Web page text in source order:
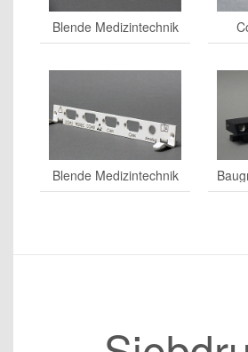
Blende Medizintechnik
Blende Medizintechnik